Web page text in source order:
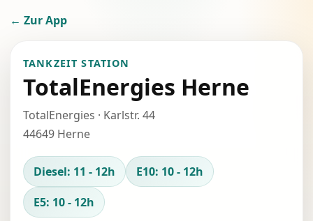
← Zur App
TANKZEIT STATION
TotalEnergies Herne
TotalEnergies · Karlstr. 44
44649 Herne
Diesel: 11 - 12h
E10: 10 - 12h
E5: 10 - 12h